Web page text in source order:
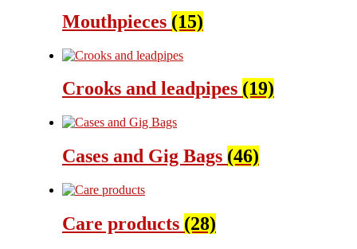
Mouthpieces (15)
Crooks and leadpipes (19)
Cases and Gig Bags (46)
Care products (28)